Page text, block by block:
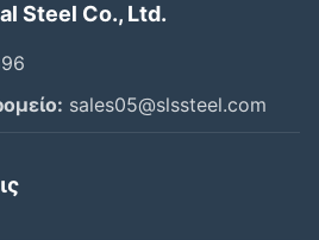
Steel Co., Ltd.
sales05@slssteel.com